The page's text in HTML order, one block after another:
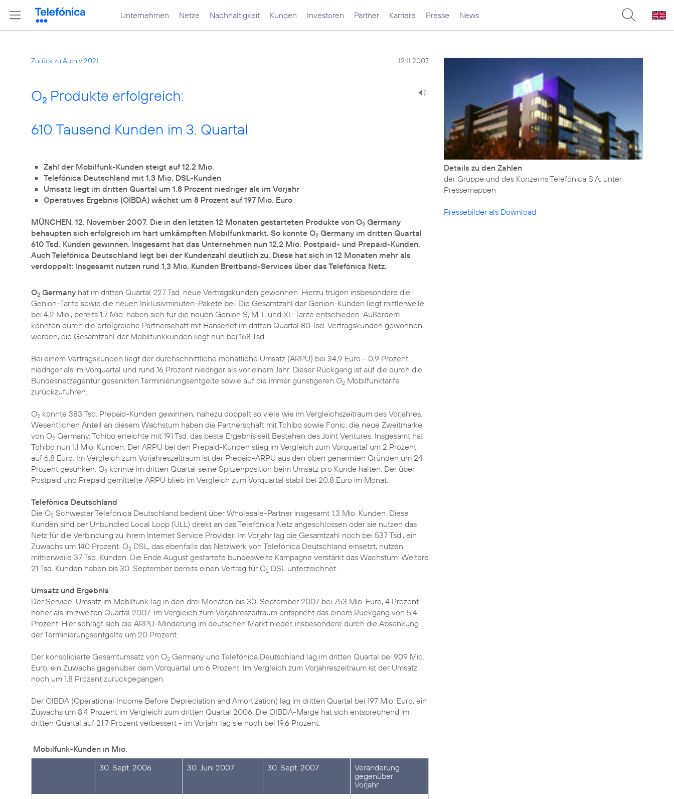
Unternehmen Netze Nachhaltigkeit Kunden Investoren Partner Karriere Presse News
Zurück zu Archiv 2021 12.11.2007
O2 Produkte erfolgreich:
610 Tausend Kunden im 3. Quartal
Zahl der Mobilfunk-Kunden steigt auf 12,2 Mio.
Telefónica Deutschland mit 1,3 Mio. DSL-Kunden
Umsatz liegt im dritten Quartal um 1,8 Prozent niedriger als im Vorjahr
Operatives Ergebnis (OIBDA) wächst um 8 Prozent auf 197 Mio. Euro
MÜNCHEN, 12. November 2007. Die in den letzten 12 Monaten gestarteten Produkte von O2 Germany
behaupten sich erfolgreich im hart umkämpften Mobilfunkmarkt. So konnte O2 Germany im dritten Quartal
610 Tsd. Kunden gewinnen. Insgesamt hat das Unternehmen nun 12,2 Mio. Postpaid- und Prepaid-Kunden.
Auch Telefónica Deutschland legt bei der Kundenzahl deutlich zu. Diese hat sich in 12 Monaten mehr als
verdoppelt: Insgesamt nutzen rund 1,3 Mio. Kunden Breitband-Services über das Telefónica Netz.
O2 Germany hat im dritten Quartal 227 Tsd. neue Vertragskunden gewonnen. Hierzu trugen insbesondere die
Genion-Tarife sowie die neuen Inklusivminuten-Pakete bei. Die Gesamtzahl der Genion-Kunden liegt mittlerweile
bei 4,2 Mio., bereits 1,7 Mio. haben sich für die neuen Genion S, M, L und XL-Tarife entschieden. Außerdem
konnten durch die erfolgreiche Partnerschaft mit Hansenet im dritten Quartal 80 Tsd. Vertragskunden gewonnen
werden, die Gesamtzahl der Mobilfunkkunden liegt nun bei 168 Tsd.
Bei einem Vertragskunden liegt der durchschnittliche monatliche Umsatz (ARPU) bei 34,9 Euro - 0,9 Prozent
niedriger als im Vorquartal und rund 16 Prozent niedriger als vor einem Jahr. Dieser Rückgang ist auf die durch die
Bundesnetzagentur gesenkten Terminierungsentgelte sowie auf die immer günstigeren O2 Mobilfunktarife
zurückzuführen.
O2 konnte 383 Tsd. Prepaid-Kunden gewinnen, nahezu doppelt so viele wie im Vergleichszeitraum des Vorjahres.
Wesentlichen Anteil an diesem Wachstum haben die Partnerschaft mit Tchibo sowie Fonic, die neue Zweitmarke
von O2 Germany. Tchibo erreichte mit 191 Tsd. das beste Ergebnis seit Bestehen des Joint Ventures. Insgesamt hat
Tchibo nun 1,1 Mio. Kunden. Der ARPU bei den Prepaid-Kunden stieg im Vergleich zum Vorquartal um 2 Prozent
auf 6,8 Euro. Im Vergleich zum Vorjahreszeitraum ist der Prepaid-ARPU aus den oben genannten Gründen um 24
Prozent gesunken. O2 konnte im dritten Quartal seine Spitzenposition beim Umsatz pro Kunde halten. Der über
Postpaid und Prepaid gemittelte ARPU blieb im Vergleich zum Vorquartal stabil bei 20,8 Euro im Monat.
Telefònica Deutschland
Die O2 Schwester Telefónica Deutschland bedient über Wholesale-Partner insgesamt 1,3 Mio. Kunden. Diese
Kunden sind per Unbundled Local Loop (ULL) direkt an das Telefónica Netz angeschlossen oder sie nutzen das
Netz für die Verbindung zu ihrem Internet Service Provider. Im Vorjahr lag die Gesamtzahl noch bei 537 Tsd., ein
Zuwachs um 140 Prozent. O2 DSL, das ebenfalls das Netzwerk von Telefónica Deutschland einsetzt, nutzen
mittlerweile 37 Tsd. Kunden. Die Ende August gestartete bundesweite Kampagne verstärkt das Wachstum: Weitere
21 Tsd. Kunden haben bis 30. September bereits einen Vertrag für O2 DSL unterzeichnet.
Umsatz und Ergebnis
Der Service-Umsatz im Mobilfunk lag in den drei Monaten bis 30. September 2007 bei 753 Mio. Euro, 4 Prozent
höher als im zweiten Quartal 2007. Im Vergleich zum Vorjahreszeitraum entspricht das einem Rückgang von 5,4
Prozent. Hier schlägt sich die ARPU-Minderung im deutschen Markt nieder, insbesondere durch die Absenkung
der Terminierungsentgelte um 20 Prozent.
Der konsolidierte Gesamtumsatz von O2 Germany und Telefónica Deutschland lag im dritten Quartal bei 909 Mio.
Euro, ein Zuwachs gegenüber dem Vorquartal um 6 Prozent. Im Vergleich zum Vorjahreszeitraum ist der Umsatz
noch um 1,8 Prozent zurückgegangen.
Der OIBDA (Operational Income Before Depreciation and Amortization) lag im dritten Quartal bei 197 Mio. Euro, ein
Zuwachs um 8,4 Prozent im Vergleich zum dritten Quartal 2006. Die OIBDA-Marge hat sich entsprechend im
dritten Quartal auf 21,7 Prozent verbessert - im Vorjahr lag sie noch bei 19,6 Prozent.
Mobilfunk-Kunden in Mio.
30. Sept. 2006
30. Juni 2007 30. Sept. 2007
Veränderung
gegenüber
Vorjahr
Details zu den Zahlen
der Gruppe und des Konzerns Telefónica S.A. unter
Pressemappen
Pressebilder als Download